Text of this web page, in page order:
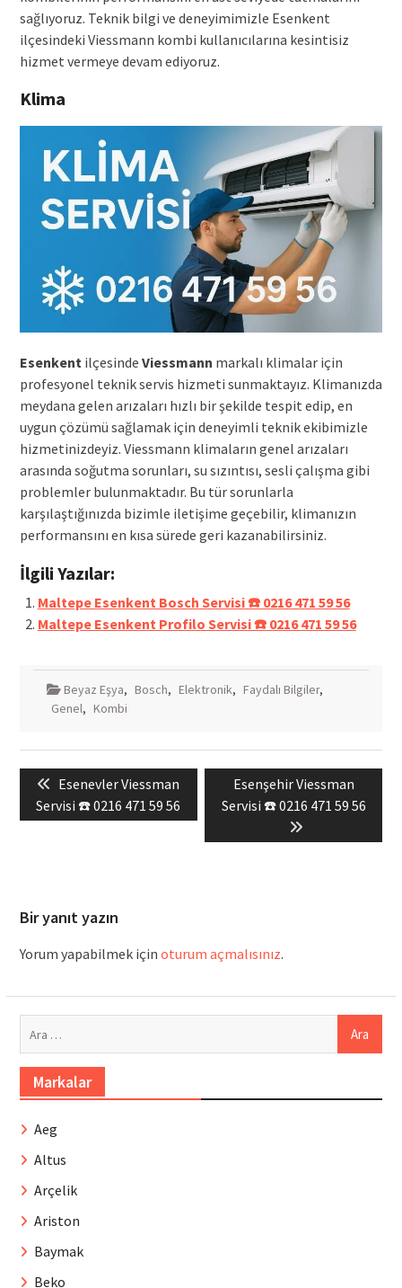
sağlıyoruz. Teknik bilgi ve deneyimimizle Esenkent
ilçesindeki Viessmann kombi kullanıcılarına kesintisiz
hizmet vermeye devam ediyoruz.
Klima
Esenkentilçesinde Viessmann markalı klimalar için
profesyonel teknik servis hizmeti sunmaktayız. Klimanızda
meydana gelen arızaları hızlı bir şekilde tespit edip, en
uygun çözümü sağlamak için deneyimli teknik ekibimizle
hizmetinizdeyiz. Viessmann klimaların genel arızaları
arasında soğutma sorunları, su sızıntısı, sesli çalışma gibi
problemler bulunmaktadır. Bu tür sorunlarla
karşılaştığınızda bizimle iletişime geçebilir, klimanızın
performansını en kısa sürede geri kazanabilirsiniz.
İlgili Yazılar:
Maltepe Esenkent Bosch Servisi ☎️ 0216 471 59 56
Maltepe Esenkent Profilo Servisi ☎️ 0216 471 59 56
Beyaz Eşya, Bosch, Elektronik, Faydalı Bilgiler,
Genel, Kombi
Yazı
gezinmesi
Previous
post:
Esenevler Viessman
Servisi ☎️ 0216 471 59 56
Next
post:
Esenşehir Viessman
Servisi ☎️ 0216 471 59 56
Bir yanıt yazın
Yorum yapabilmek için oturum açmalısınız.
Markalar
Aeg
Altus
Arçelik
Ariston
Baymak
Beko